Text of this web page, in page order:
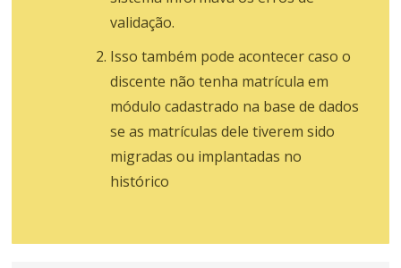
validação.
Isso também pode acontecer caso o
discente não tenha matrícula em
módulo cadastrado na base de dados
se as matrículas dele tiverem sido
migradas ou implantadas no
histórico